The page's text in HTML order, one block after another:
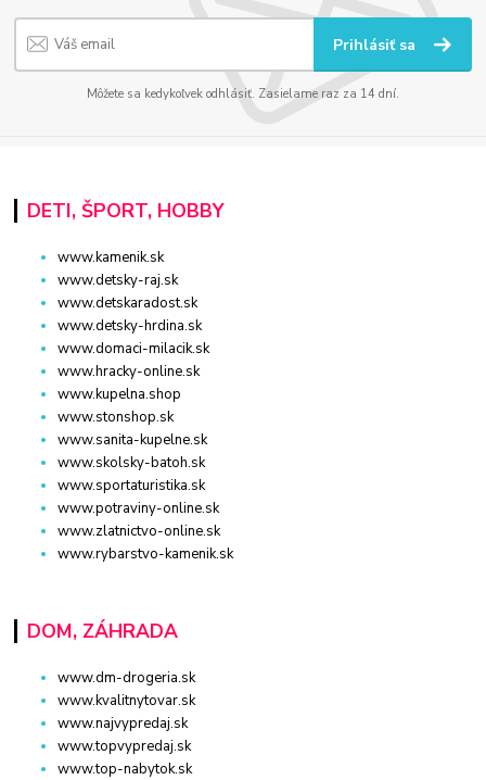
Prihlásiť sa
Môžete sa kedykoľvek odhlásiť. Zasielame raz za 14 dní.
DETI, ŠPORT, HOBBY
www.kamenik.sk
www.detsky-raj.sk
www.detskaradost.sk
www.detsky-hrdina.sk
www.domaci-milacik.sk
www.hracky-online.sk
www.kupelna.shop
www.stonshop.sk
www.sanita-kupelne.sk
www.skolsky-batoh.sk
www.sportaturistika.sk
www.potraviny-online.sk
www.zlatnictvo-online.sk
www.rybarstvo-kamenik.sk
DOM, ZÁHRADA
www.dm-drogeria.sk
www.kvalitnytovar.sk
www.najvypredaj.sk
www.topvypredaj.sk
www.top-nabytok.sk